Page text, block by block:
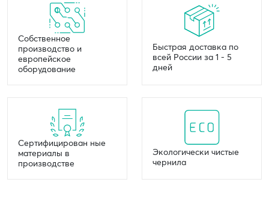
Собственное
производство и
европейское
оборудование
Быстрая доставка по
всей России за 1 - 5
дней
Сертифицирован ные
материалы в
производстве
Экологически чистые
чернила